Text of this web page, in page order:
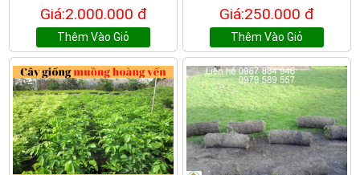
Giá:2.000.000 đ
Thêm Vào Giỏ
Giá:250.000 đ
Thêm Vào Giỏ